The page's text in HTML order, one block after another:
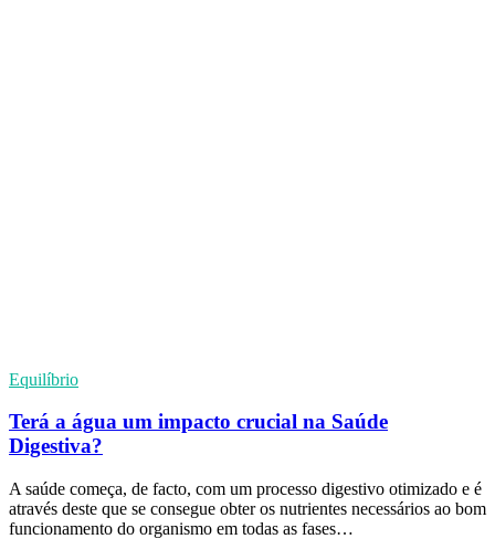
Equilíbrio
Terá a água um impacto crucial na Saúde
Digestiva?
A saúde começa, de facto, com um processo digestivo otimizado e é
através deste que se consegue obter os nutrientes necessários ao bom
funcionamento do organismo em todas as fases…